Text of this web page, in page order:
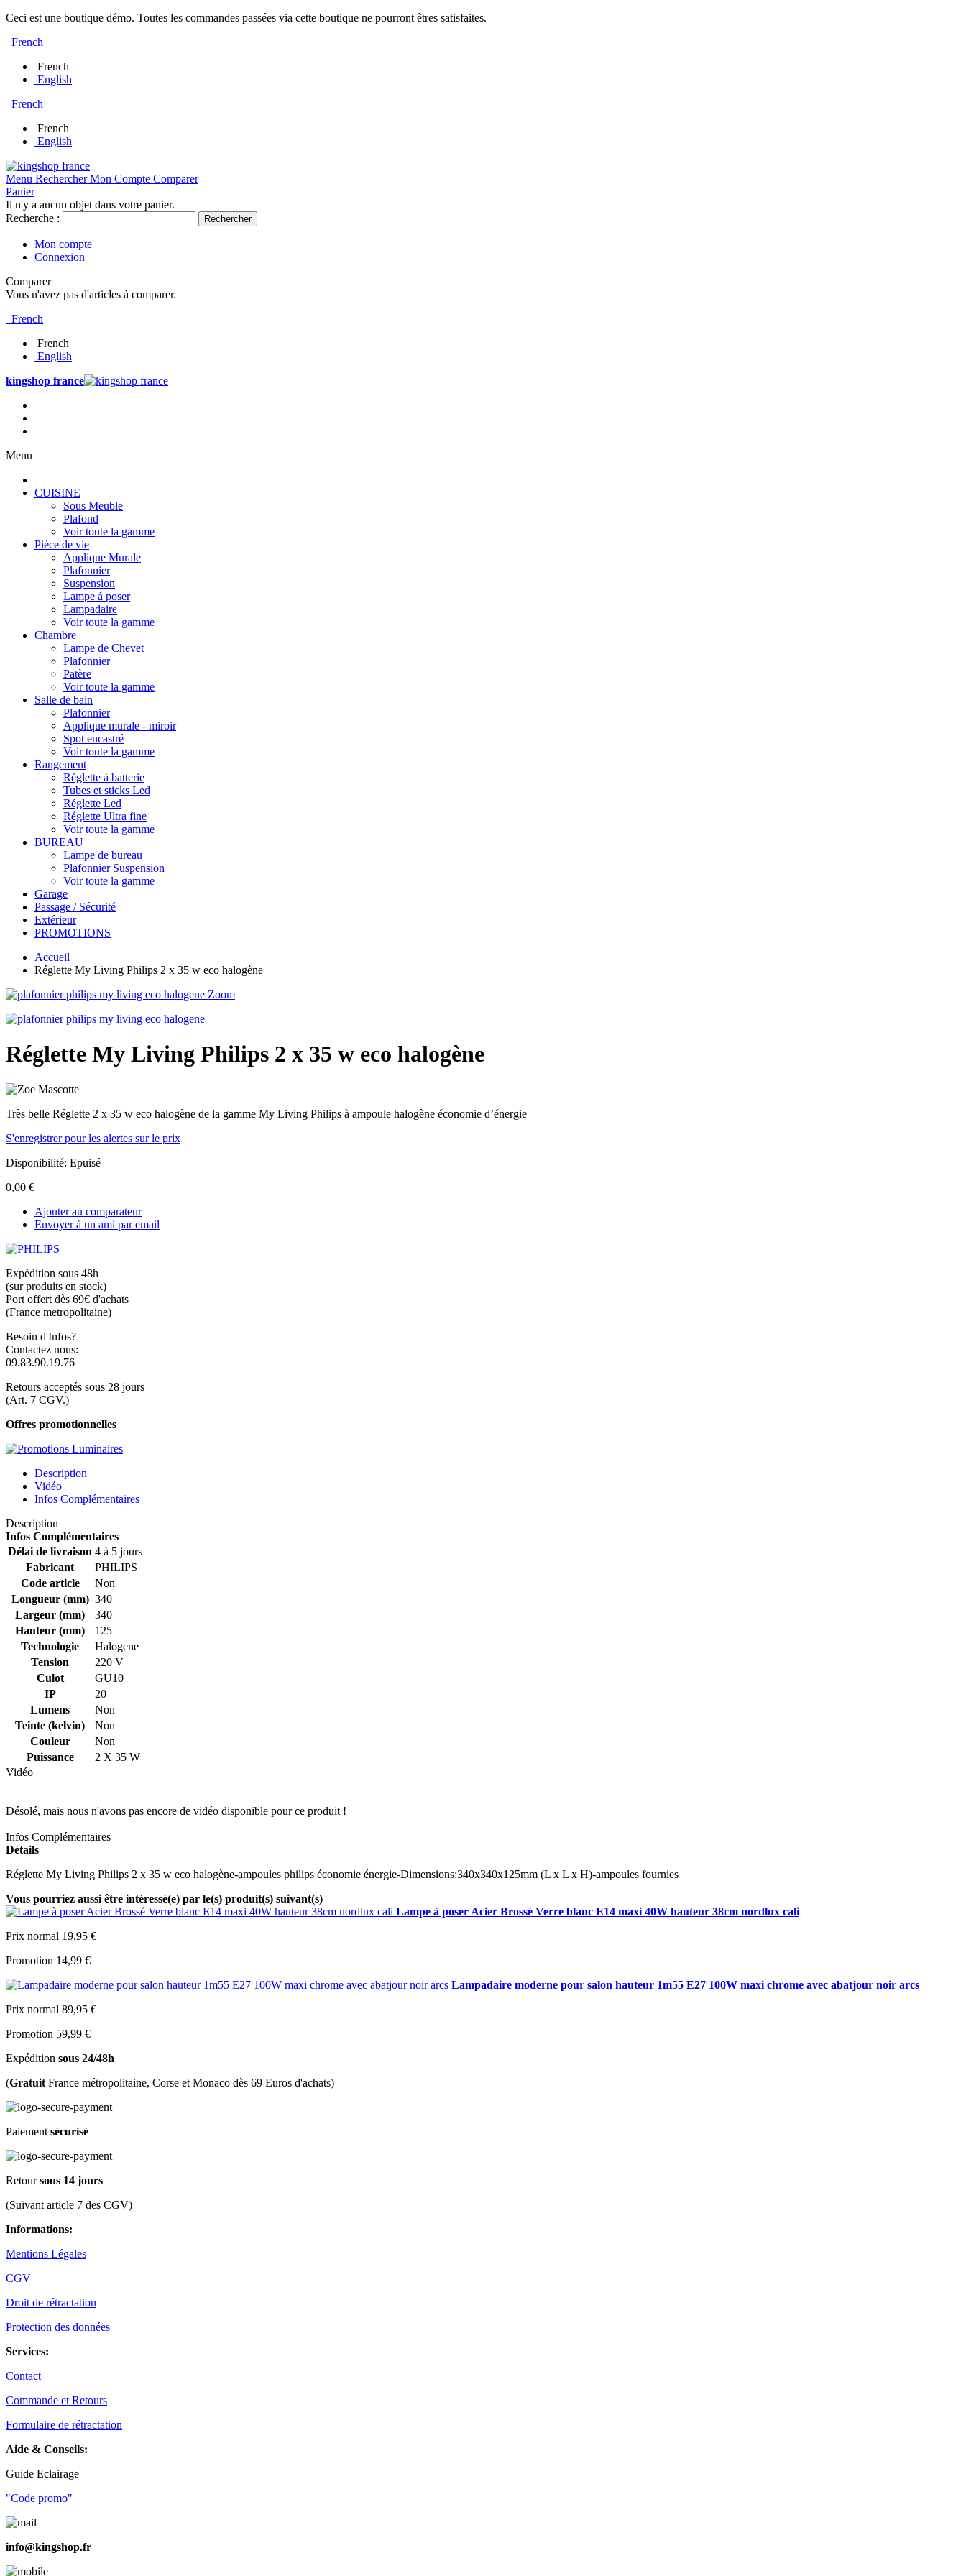
Ceci est une boutique démo. Toutes les commandes passées via cette boutique ne pourront êtres satisfaites.
French
French
English
French
French
English
Menu Rechercher Mon Compte Comparer
Panier
Il n'y a aucun objet dans votre panier.
Recherche :
Rechercher
Mon compte
Connexion
Comparer
Vous n'avez pas d'articles à comparer.
French
French
English
kingshop france
Menu
CUISINE
Sous Meuble
Plafond
Voir toute la gamme
Pièce de vie
Applique Murale
Plafonnier
Suspension
Lampe à poser
Lampadaire
Voir toute la gamme
Chambre
Lampe de Chevet
Plafonnier
Patère
Voir toute la gamme
Salle de bain
Plafonnier
Applique murale - miroir
Spot encastré
Voir toute la gamme
Rangement
Réglette à batterie
Tubes et sticks Led
Réglette Led
Réglette Ultra fine
Voir toute la gamme
BUREAU
Lampe de bureau
Plafonnier Suspension
Voir toute la gamme
Garage
Passage / Sécurité
Extérieur
PROMOTIONS
Accueil
Réglette My Living Philips 2 x 35 w eco halogène
Zoom
Réglette My Living Philips 2 x 35 w eco halogène
Très belle Réglette 2 x 35 w eco halogène de la gamme My Living Philips à ampoule halogène économie d’énergie
S'enregistrer pour les alertes sur le prix
Disponibilité: Epuisé
0,00 €
Ajouter au comparateur
Envoyer à un ami par email
Expédition sous 48h
(sur produits en stock)
Port offert dès 69€ d'achats
(France metropolitaine)
Besoin d'Infos?
Contactez nous:
09.83.90.19.76
Retours acceptés sous 28 jours
(Art. 7 CGV.)
Offres promotionnelles
Description
Vidéo
Infos Complémentaires
Description
Infos Complémentaires
Délai de livraison 4 à 5 jours
Fabricant
PHILIPS
Code article
Non
Longueur (mm) 340
Largeur (mm)
340
Hauteur (mm)
125
Technologie
Halogene
Tension
220 V
Culot
GU10
IP
20
Lumens
Non
Teinte (kelvin)
Non
Couleur
Non
Puissance
2 X 35 W
Vidéo
Désolé, mais nous n'avons pas encore de vidéo disponible pour ce produit !
Infos Complémentaires
Détails
Réglette My Living Philips 2 x 35 w eco halogène-ampoules philips économie énergie-Dimensions:340x340x125mm (L x L x H)-ampoules fournies
Vous pourriez aussi être intéressé(e) par le(s) produit(s) suivant(s)
Lampe à poser Acier Brossé Verre blanc E14 maxi 40W hauteur 38cm nordlux cali
Prix normal 19,95 €
Promotion 14,99 €
Lampadaire moderne pour salon hauteur 1m55 E27 100W maxi chrome avec abatjour noir arcs
Prix normal 89,95 €
Promotion 59,99 €
Expédition sous 24/48h
(Gratuit France métropolitaine, Corse et Monaco dès 69 Euros d'achats)
Paiement sécurisé
Retoursous 14 jours
(Suivant article 7 des CGV)
Informations:
Mentions Légales
CGV
Droit de rétractation
Protection des données
Services:
Contact
Commande et Retours
Formulaire de rétractation
Aide & Conseils:
Guide Eclairage
"Code promo"
info@kingshop.fr